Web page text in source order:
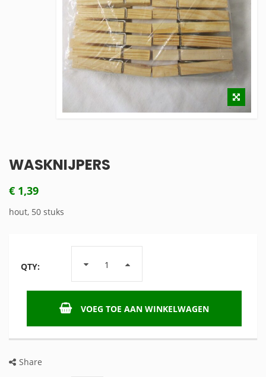
WASKNIJPERS
€ 1,39
hout, 50 stuks
QTY:
VOEG TOE AAN WINKELWAGEN
Share